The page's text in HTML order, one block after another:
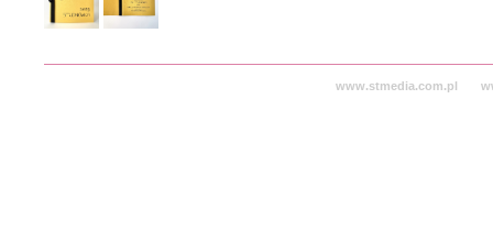
www.stmedia.com.pl